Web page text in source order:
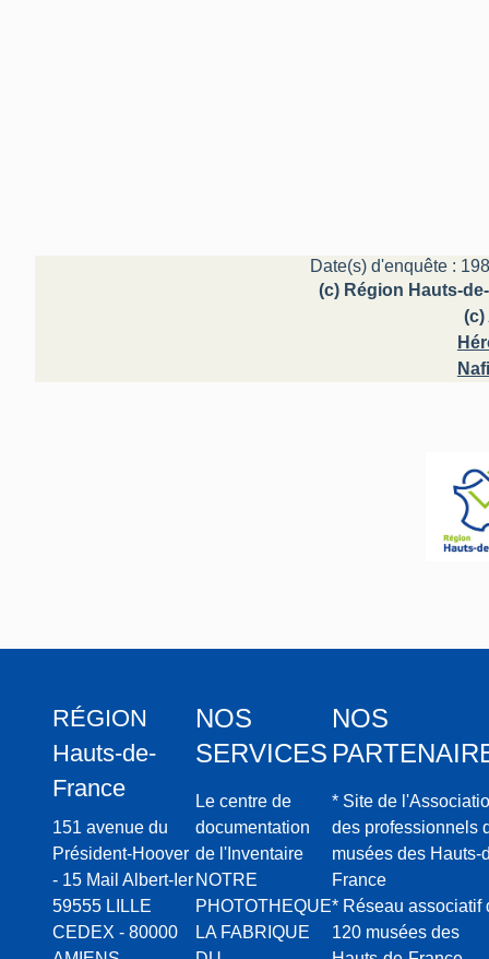
Date(s) d'enquête :
(c) Région Hauts-
(c)
RÉGION
Hauts-de-
France
151 avenue du
Président-Hoover
- 15 Mail Albert-Ier
59555 LILLE
CEDEX - 80000
NOS
SERVICES
Le centre de
documentation
de l'Inventaire
NOTRE
PHOTOTHEQUE
LA FABRIQUE
NOS
* Site de
des professionnels
musées des Hauts-
France
* Réseau associatif
120 musées des